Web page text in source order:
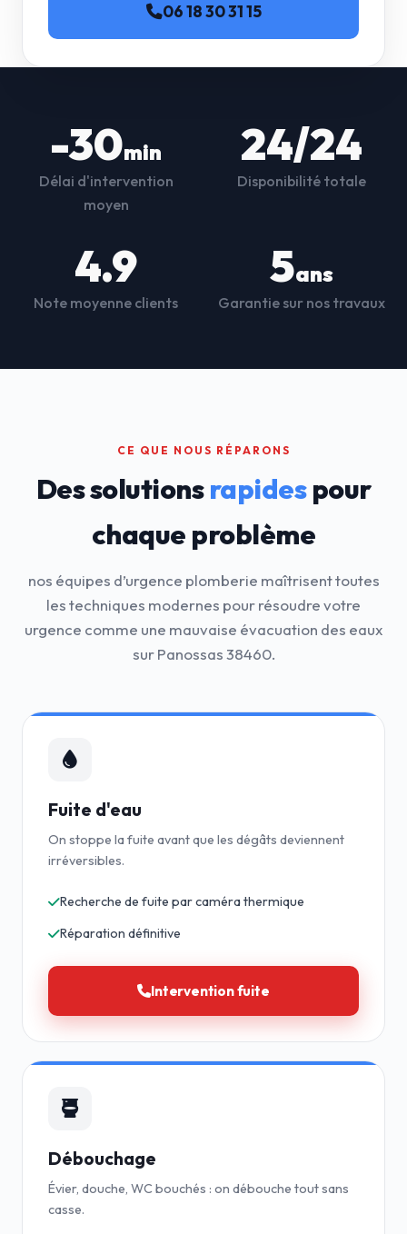
06 18 30 31 15
-30min
Délai d'intervention
moyen
24/24
Disponibilité totale
4.9
Note moyenne clients
5ans
Garantie sur nos travaux
CE QUE NOUS RÉPARONS
Des solutionsrapidespour
chaque problème
nos équipes d’urgence plomberie maîtrisent toutes
les techniques modernes pour résoudre votre
urgence comme une mauvaise évacuation des eaux
sur Panossas 38460.
Fuite d'eau
On stoppe la fuite avant que les dégâts deviennent
irréversibles.
Recherche de fuite par caméra thermique
Réparation définitive
Intervention fuite
Débouchage
Évier, douche, WC bouchés : on débouche tout sans
casse.